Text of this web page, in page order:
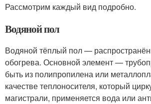
Рассмотрим каждый вид подробно.
Водяной пол
Водяной тёплый пол —
обогрева. Основной элемент —
быть из полипропилена или
качестве теплоносителя, который
магистрали, применяется вода или